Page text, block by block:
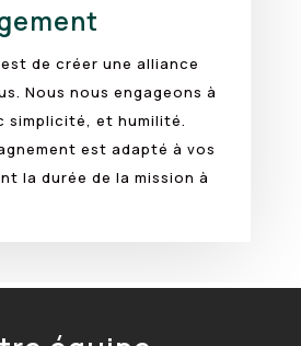
de créer une alliance
Nous nous engageons à
simplicité, et humilité.
est adapté à vos
la durée de la mission à